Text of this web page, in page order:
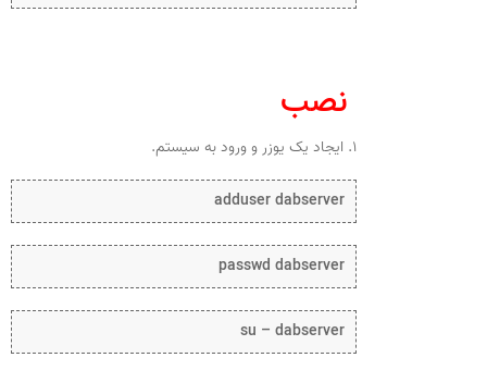
نصب
۱. ایجاد یک یوزر و ورود به سیستم.
adduser dabserver
passwd dabserver
su – dabserver